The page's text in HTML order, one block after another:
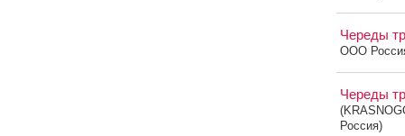
Череды
OOO
Череды
Россия)